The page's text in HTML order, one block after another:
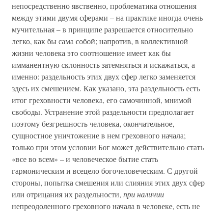
непосредственно явственно, проблематика отношения
между этими двумя сферами – на практике иногда очень
мучительная – в принципе разрешается относительно
легко, как бы сама собой; напротив, в коллективной
жизни человека это соотношение имеет как бы
имманентную склонность затемняться и искажаться, а
именно: раздельность этих двух сфер легко заменяется
здесь их смешением. Как указано, эта раздельность есть
итог греховности человека, его самочинной, мнимой
свободы. Устранение этой раздельности предполагает
поэтому безгрешность человека, окончательное,
сущностное уничтожение в нем греховного начала;
только при этом условии Бог может действительно стать
«все во всем» – и человеческое бытие стать
гармоническим и всецело богочеловеческим. С другой
стороны, попытка смешения или слияния этих двух сфер
или отрицания их раздельности, при наличии
непреодоленного греховного начала в человеке, есть не